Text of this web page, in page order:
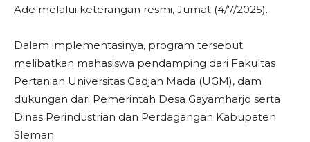
Ade melalui keterangan resmi, Jumat (4/7/2025).
Dalam implementasinya, program tersebut
melibatkan mahasiswa pendamping dari Fakultas
Pertanian Universitas Gadjah Mada (UGM), dam
dukungan dari Pemerintah Desa Gayamharjo serta
Dinas Perindustrian dan Perdagangan Kabupaten
Sleman.